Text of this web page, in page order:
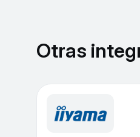
Otras